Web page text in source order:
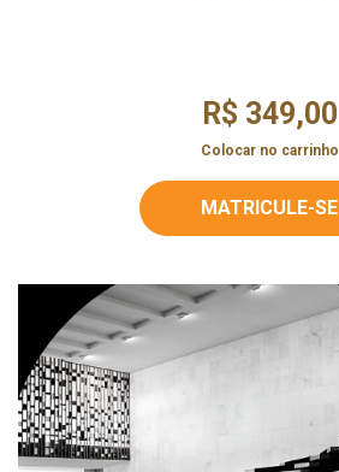
R$ 349,00
Colocar no carrinho
MATRICULE-SE